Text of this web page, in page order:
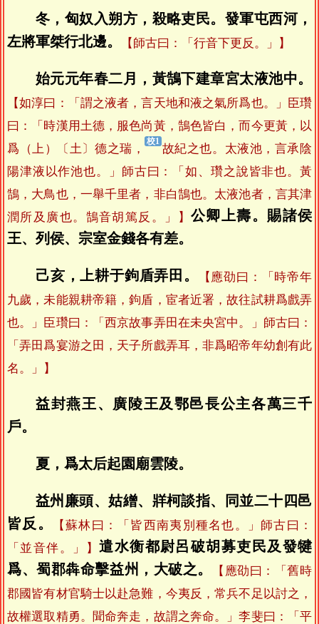
冬，匈奴入朔方，殺略吏民。發軍屯西河，
左將軍桀行北邊。
【師古曰：「行音下更反。」】
始元元年春二月，黃鵠下建章宮太液池中。
【如淳曰：「謂之液者，言天地和液之氣所爲也。」臣瓚
曰：「時漢用土德，服色尚黃，鵠色皆白，而今更黃，以
爲（上）〔土〕德之瑞，
故紀之也。太液池，言承陰
陽津液以作池也。」師古曰：「如、瓚之說皆非也。黃
鵠，大鳥也，一舉千里者，非白鵠也。太液池者，言其津
潤所及廣也。鵠音胡篤反。」】 公卿上壽。賜諸侯
王、列侯、宗室金錢各有差。
己亥，上耕于鉤盾弄田。
【應劭曰：「時帝年
九歲，未能親耕帝籍，鉤盾，宦者近署，故往試耕爲戲弄
也。」臣瓚曰：「西京故事弄田在未央宮中。」師古曰：
「弄田爲宴游之田，天子所戲弄耳，非爲昭帝年幼創有此
名。」】
益封燕王、廣陵王及鄂邑長公主各萬三千
戶。
夏，爲太后起園廟雲陵。
益州廉頭、姑繒、牂柯談指、同並二十四邑
皆反。
【蘇林曰：「皆西南夷別種名也。」師古曰：
「並音伴。」】遣水衡都尉呂破胡募吏民及發犍
爲、蜀郡犇命擊益州，大破之。
【應劭曰：「舊時
郡國皆有材官騎士以赴急難，今夷反，常兵不足以討之，
故權選取精勇。聞命奔走，故謂之奔命。」李斐曰：「平